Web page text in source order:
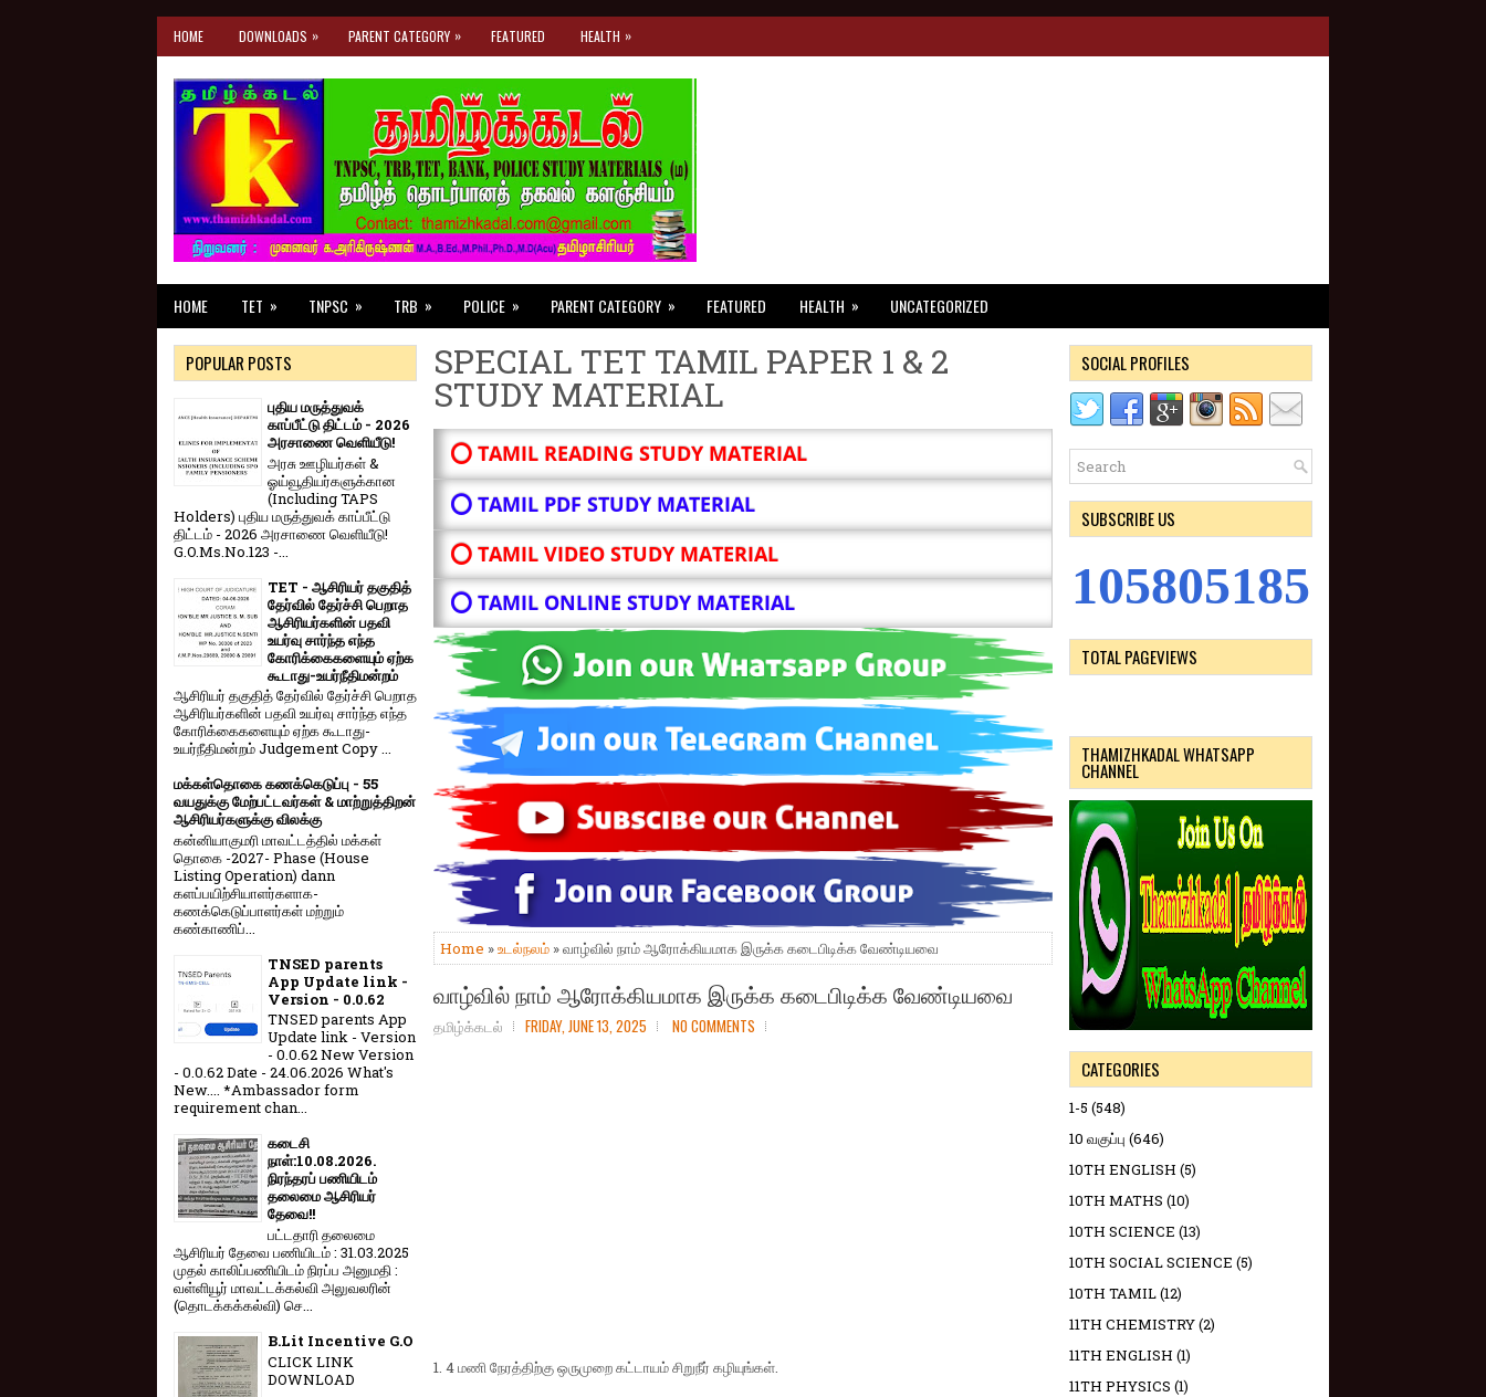
HOME DOWNLOADS » PARENT CATEGORY » FEATURED HEALTH »
HOME TET » TNPSC » TRB » POLICE » PARENT CATEGORY » FEATURED HEALTH » UNCATEGORIZED
SPECIAL TET TAMIL PAPER 1 & 2
STUDY MATERIAL
⭕ TAMIL READING STUDY MATERIAL
⭕ TAMIL PDF STUDY MATERIAL
⭕ TAMIL VIDEO STUDY MATERIAL
⭕ TAMIL ONLINE STUDY MATERIAL
Home »உடல்நலம் » வாழ்வில் நாம் ஆரோக்கியமாக இருக்க கடைபிடிக்க வேண்டியவை
வாழ்வில் நாம் ஆரோக்கியமாக இருக்க கடைபிடிக்க வேண்டியவை
தமிழ்க்கடல் FRIDAY, JUNE 13, 2025 NO COMMENTS
1. 4 மணி நேரத்திற்கு ஒருமுறை கட்டாயம் சிறுநீர் கழியுங்கள்.
POPULAR POSTS
புதிய மருத்துவக்
காப்பீட்டு திட்டம் - 2026
அரசாணை வெளியீடு!
அரசு ஊழியர்கள் &
ஓய்வூதியர்களுக்கான
(Including TAPS
Holders) புதிய மருத்துவக் காப்பீட்டு
திட்டம் - 2026 அரசாணை வெளியீடு!
G.O.Ms.No.123 -...
TET - ஆசிரியர் தகுதித்
தேர்வில் தேர்ச்சி பெறாத
ஆசிரியர்களின் பதவி
உயர்வு சார்ந்த எந்த
கோரிக்கைகளையும் ஏற்க
கூடாது-உயர்நீதிமன்றம்
ஆசிரியர் தகுதித் தேர்வில் தேர்ச்சி பெறாத
ஆசிரியர்களின் பதவி உயர்வு சார்ந்த எந்த
கோரிக்கைகளையும் ஏற்க கூடாது-
உயர்நீதிமன்றம் Judgement Copy ...
மக்கள்தொகை கணக்கெடுப்பு - 55
வயதுக்கு மேற்பட்டவர்கள் & மாற்றுத்திறன்
ஆசிரியர்களுக்கு விலக்கு
கன்னியாகுமரி மாவட்டத்தில் மக்கள்
தொகை -2027- Phase (House
Listing Operation) dann
களப்பயிற்சியாளர்களாக-
கணக்கெடுப்பாளர்கள் மற்றும்
கண்காணிப்...
TNSED parents
App Update link -
Version - 0.0.62
TNSED parents App
Update link - Version
- 0.0.62 New Version
- 0.0.62 Date - 24.06.2026 What's
New.... *Ambassador form
requirement chan...
கடைசி
நாள்:10.08.2026.
நிரந்தரப் பணியிடம்
தலைமை ஆசிரியர்
தேவை!!
பட்டதாரி தலைமை
ஆசிரியர் தேவை பணியிடம் : 31.03.2025
முதல் காலிப்பணியிடம் நிரப்ப அனுமதி :
வள்ளியூர் மாவட்டக்கல்வி அலுவலரின்
(தொடக்கக்கல்வி) செ...
B.Lit Incentive G.O
CLICK LINK
DOWNLOAD
SOCIAL PROFILES
SUBSCRIBE US
105805185
TOTAL PAGEVIEWS
THAMIZHKADAL WHATSAPP
CHANNEL
CATEGORIES
1-5 (548)
10 வகுப்பு (646)
10TH ENGLISH (5)
10TH MATHS (10)
10TH SCIENCE (13)
10TH SOCIAL SCIENCE (5)
10TH TAMIL(12)
11TH CHEMISTRY(2)
11TH ENGLISH (1)
11TH PHYSICS (1)